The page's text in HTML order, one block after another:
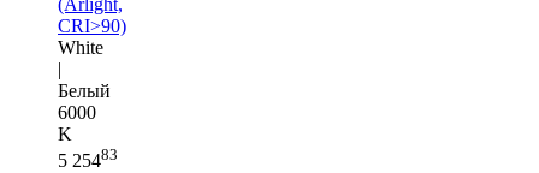
CRI>90)
White
|
Белый
6000
K
5 25483